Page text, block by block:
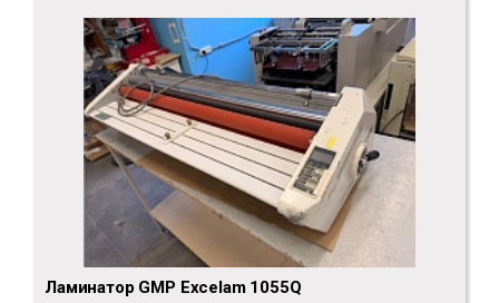
Ламинатор GMP Excelam 1055Q